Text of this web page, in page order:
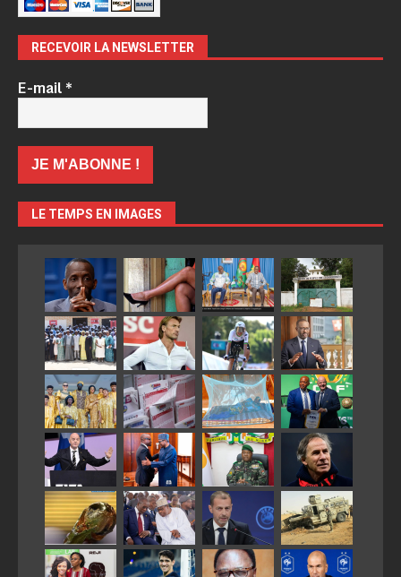
RECEVOIR LA NEWSLETTER
E-mail*
LE TEMPS EN IMAGES